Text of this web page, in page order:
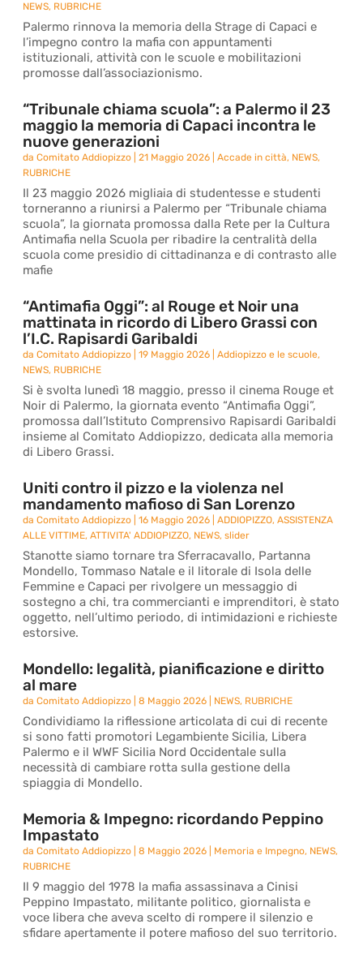
NEWS, RUBRICHE
Palermo rinnova la memoria della Strage di Capaci e
l’impegno contro la mafia con appuntamenti
istituzionali, attività con le scuole e mobilitazioni
promosse dall’associazionismo.
“Tribunale chiama scuola”: a Palermo il 23
maggio la memoria di Capaci incontra le
nuove generazioni
daComitato Addiopizzo |21 Maggio 2026 |Accade in città, NEWS,
RUBRICHE
Il 23 maggio 2026 migliaia di studentesse e studenti
torneranno a riunirsi a Palermo per “Tribunale chiama
scuola”, la giornata promossa dalla Rete per la Cultura
Antimafia nella Scuola per ribadire la centralità della
scuola come presidio di cittadinanza e di contrasto alle
mafie
“Antimafia Oggi”: al Rouge et Noir una
mattinata in ricordo di Libero Grassi con
l’I.C. Rapisardi Garibaldi
daComitato Addiopizzo |19 Maggio 2026 |Addiopizzo e le scuole,
NEWS, RUBRICHE
Si è svolta lunedì 18 maggio, presso il cinema Rouge et
Noir di Palermo, la giornata evento “Antimafia Oggi”,
promossa dall’Istituto Comprensivo Rapisardi Garibaldi
insieme al Comitato Addiopizzo, dedicata alla memoria
di Libero Grassi.
Uniti contro il pizzo e la violenza nel
mandamento mafioso di San Lorenzo
daComitato Addiopizzo |16 Maggio 2026 |ADDIOPIZZO,ASSISTENZA
ALLE VITTIME,ATTIVITA' ADDIOPIZZO, NEWS,slider
Stanotte siamo tornare tra Sferracavallo, Partanna
Mondello, Tommaso Natale e il litorale di Isola delle
Femmine e Capaci per rivolgere un messaggio di
sostegno a chi, tra commercianti e imprenditori, è stato
oggetto, nell’ultimo periodo, di intimidazioni e richieste
estorsive.
Mondello: legalità, pianificazione e diritto
al mare
daComitato Addiopizzo |8 Maggio 2026 NEWS, RUBRICHE
Condividiamo la riflessione articolata di cui di recente
si sono fatti promotori Legambiente Sicilia, Libera
Palermo e il WWF Sicilia Nord Occidentale sulla
necessità di cambiare rotta sulla gestione della
spiaggia di Mondello.
Memoria & Impegno: ricordando Peppino
Impastato
daComitato Addiopizzo |8 Maggio 2026 Memoria e Impegno, NEWS,
RUBRICHE
Il 9 maggio del 1978 la mafia assassinava a Cinisi
Peppino Impastato, militante politico, giornalista e
voce libera che aveva scelto di rompere il silenzio e
sfidare apertamente il potere mafioso del suo territorio.